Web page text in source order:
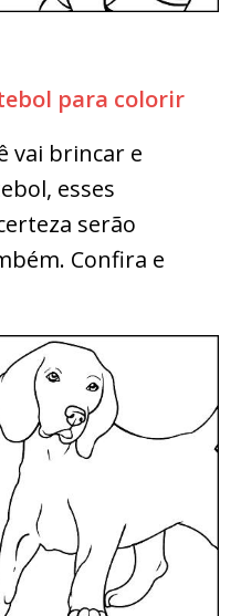
para colorir
vai brincar e
esses
serão
Confira e